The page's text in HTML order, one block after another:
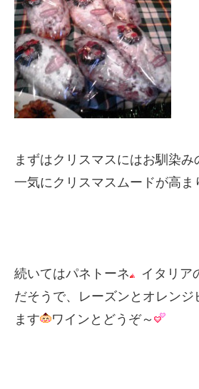
まずはクリスマスにはお馴染
一気にクリスマスムードが高ま
続いてはパネトーネ
イタリア
だそうで、レーズンとオレン
ます
ワインとどうぞ～